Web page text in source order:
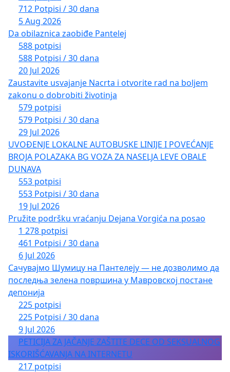
712 Potpisi / 30 dana
5 Aug 2026
Da obilaznica zaobiđe Pantelej
588 potpisi
588 Potpisi / 30 dana
20 Jul 2026
Zaustavite usvajanje Nacrta i otvorite rad na boljem
zakonu o dobrobiti životinja
579 potpisi
579 Potpisi / 30 dana
29 Jul 2026
UVOĐENJE LOKALNE AUTOBUSKE LINIJE I POVEĆANJE
BROJA POLAZAKA BG VOZA ZA NASELJA LEVE OBALE
DUNAVA
553 potpisi
553 Potpisi / 30 dana
19 Jul 2026
Pružite podršku vraćanju Dejana Vorgića na posao
1 278 potpisi
461 Potpisi / 30 dana
6 Jul 2026
Сачувајмо Шумицу на Пантелеју — не дозволимо да
последња зелена површина у Мавровској постане
депонија
225 potpisi
225 Potpisi / 30 dana
9 Jul 2026
PETICIJA ZA JAČANJE ZAŠTITE DECE OD SEKSUALNOG
ISKORIŠĆAVANJA NA INTERNETU
217 potpisi